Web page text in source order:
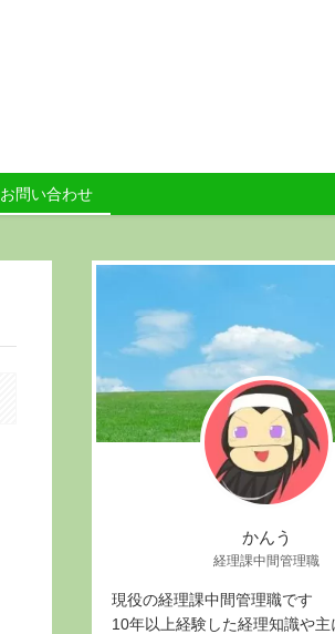
お問い合わせ
かんう
経理課中間管理職
現役の経理課中間管理職です
10年以上経験した経理知識や主